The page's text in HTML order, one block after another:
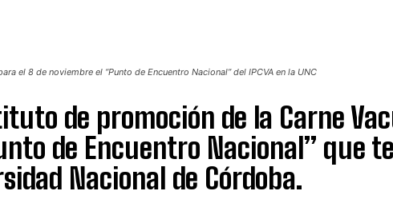
el 8 de noviembre el “Punto de Encuentro Nacional” del IPCVA en la UNC
de promoción de la Carne
de Encuentro Nacional” que
Nacional de Córdoba.